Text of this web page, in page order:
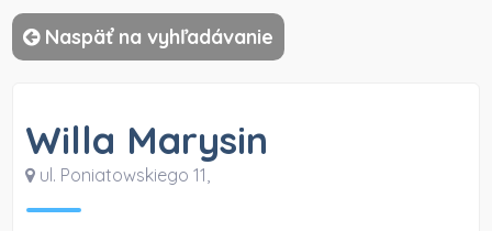
Naspäť na vyhľadávanie
Willa Marysin
ul. Poniatowskiego 11,